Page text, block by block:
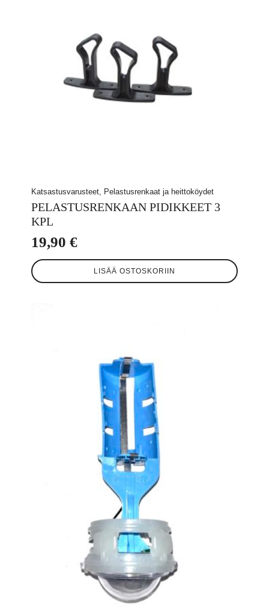
Katsastusvarusteet, Pelastusrenkaat ja heittoköydet
PELASTUSRENKAAN PIDIKKEET 3
KPL
19,90 €
LISÄÄ OSTOSKORIIN